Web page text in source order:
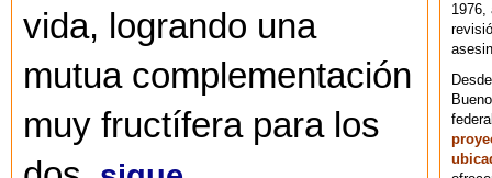
vida, logrando una
mutua complementación
muy fructífera para los
1976,